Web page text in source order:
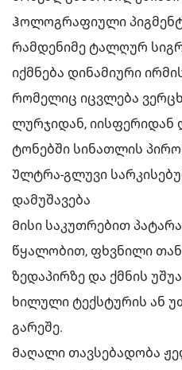
Ჰოლოგრაფიული
რამდენიმე ტალღურ
იქმნება დინამიური
რომელიც იცვლება
ლურჯიდან, იისფერიდან
ტონებში სინათლის
Ულტრა-გლუვი
დამუშავება
Მისი საკუთრებით
წყალობით, ფხვნილი
ზედაპირზე და ქმნის
ხილული ტექსტურის ან
გარეშე.
Მაღალი თავსებადობა